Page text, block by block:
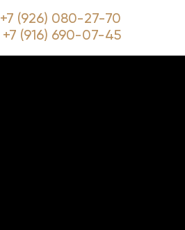
+7 (926) 080-27-70
+7 (916) 690-07-45